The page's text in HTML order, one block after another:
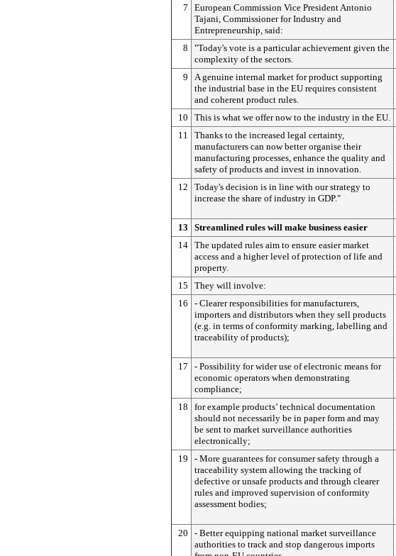
7
European Commission Vice President Antonio
Tajani, Commissioner for Industry and
Entrepreneurship, said:
8
"Today's vote is a particular achievement given the
complexity of the sectors.
9
A genuine internal market for product supporting
the industrial base in the EU requires consistent
and coherent product rules.
10
This is what we offer now to the industry in the EU.
11
Thanks to the increased legal certainty,
manufacturers can now better organise their
manufacturing processes, enhance the quality and
safety of products and invest in innovation.
12
Today's decision is in line with our strategy to
increase the share of industry in GDP."
13
Streamlined rules will make business easier
14 The updated rules aim to ensure easier market
access and a higher level of protection of life and
property.
15
They will involve:
16
- Clearer responsibilities for manufacturers,
importers and distributors when they sell products
(e.g. in terms of conformity marking, labelling and
traceability of products);
17
- Possibility for wider use of electronic means for
economic operators when demonstrating
compliance;
18
for example products’ technical documentation
should not necessarily be in paper form and may
be sent to market surveillance authorities
electronically;
19
- More guarantees for consumer safety through a
traceability system allowing the tracking of
defective or unsafe products and through clearer
rules and improved supervision of conformity
assessment bodies;
20
- Better equipping national market surveillance
authorities to track and stop dangerous imports